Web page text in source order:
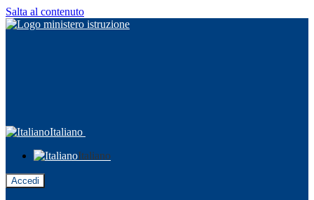
Salta al contenuto
Italiano
Italiano
Accedi